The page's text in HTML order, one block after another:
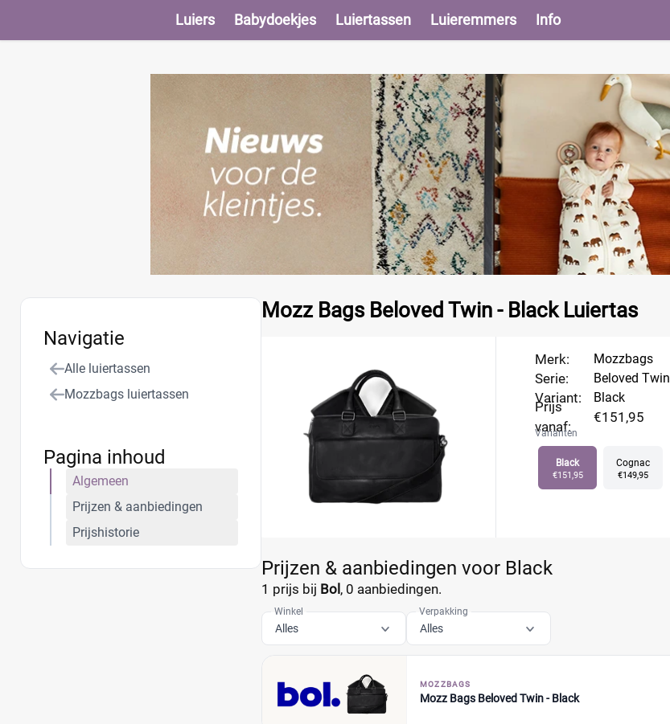
Luiers Babydoekjes Luiertassen Luieremmers Info
Mozz Bags Beloved Twin - Black Luiertas
Merk:
Serie:
Variant:
Prijs
vanaf:
Mozzbags
Beloved Twin
Black
€151,95
Varianten
Black
€151,95
Cognac
€149,95
Prijzen & aanbiedingen voor Black
1 prijs bij Bol , 0 aanbiedingen.
Winkel
Alles
Verpakking
Alles
MOZZBAGS
Mozz Bags Beloved Twin - Black
Navigatie
Alle luiertassen
Mozzbags luiertassen
Pagina inhoud
Algemeen
Prijzen & aanbiedingen
Prijshistorie